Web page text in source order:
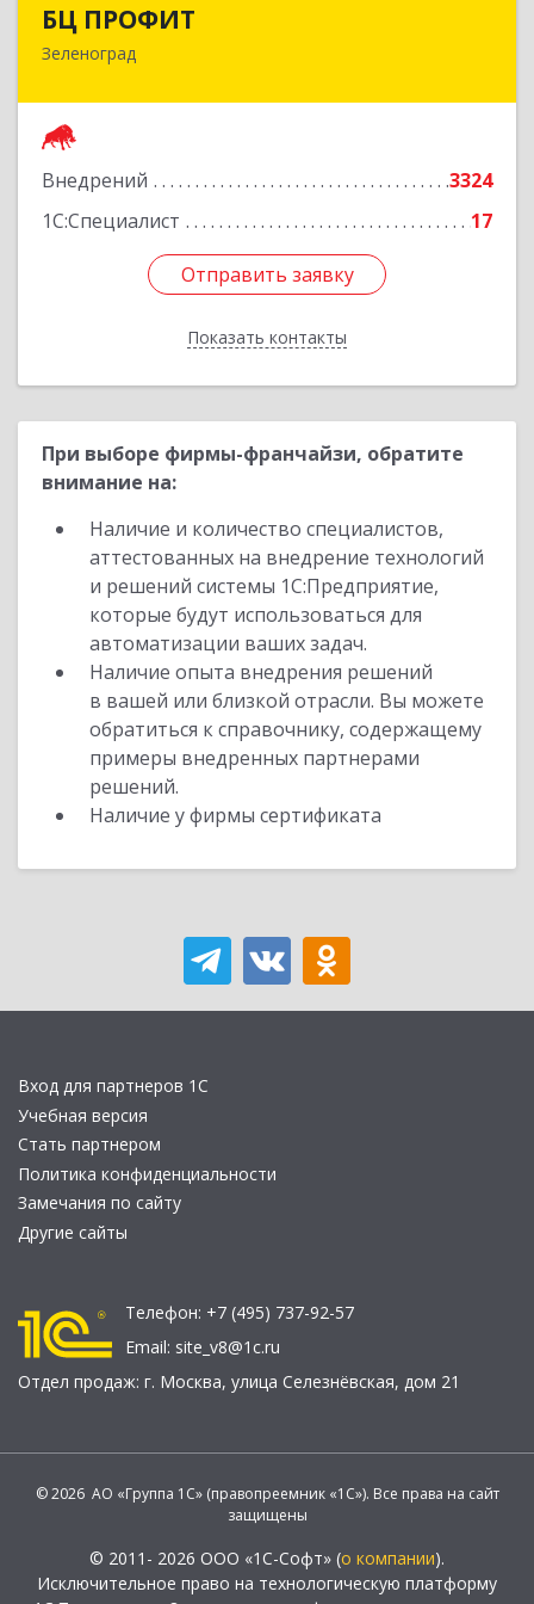
БЦ ПРОФИТ
Зеленоград
Внедрений
3324
1С:Специалист
17
Отправить заявку
Показать контакты
124482, Москва г, Зеленоград г, корпус 340,
Отправить заявку
Назад
При выборе фирмы-франчайзи, обратите
внимание на:
Наличие и количество специалистов,
аттестованных на внедрение технологий
и решений системы 1С:Предприятие,
которые будут использоваться для
автоматизации ваших задач.
Наличие опыта внедрения решений
в вашей или близкой отрасли. Вы можете
обратиться к справочнику, содержащему
примеры внедренных партнерами
решений.
Наличие у фирмы сертификата
Вход для партнеров 1С
Учебная версия
Стать партнером
Политика конфиденциальности
Замечания по сайту
Другие сайты
Телефон: +7 (495) 737-92-57
Email: site_v8@1c.ru
Отдел продаж: г. Москва, улица Селезнёвская, дом 21
© 2026 АО «Группа 1С» (правопреемник «1С»). Все права на сайт
защищены
© 2011- 2026 ООО «1С-Софт» (о компании).
Исключительное право на технологическую платформу